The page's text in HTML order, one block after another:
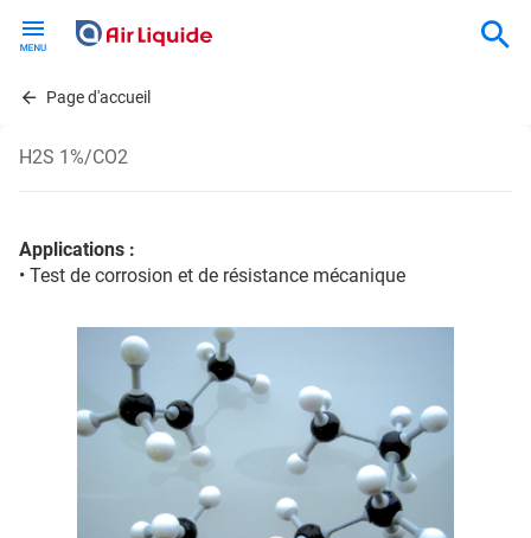
contentPage d'accueil
H2S 1%/CO2
Applications :
• Test de corrosion et de résistance mécanique